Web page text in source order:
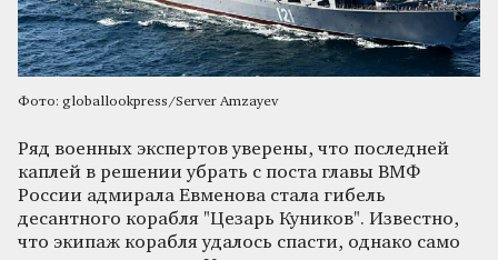
Фото: globallookpress/Server Amzayev
Ряд военных экспертов уверены, что последней
каплей в решении убрать с поста главы ВМФ
России адмирала Евменова стала гибель
десантного корабля "Цезарь Куников". Известно,
что экипаж корабля удалось спасти, однако само